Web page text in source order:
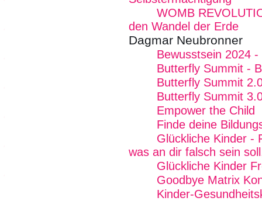
WOMB
den Wandel der Erde
Dagmar Neubronner
Bewusstsein 2024
Butterfly Summit -
Butterfly Summit
Butterfly Summit
Empower the Child
Finde deine
Glückliche Kinder -
was an dir falsch sein
Glückliche Kinder
Goodbye Matrix
Kinder-